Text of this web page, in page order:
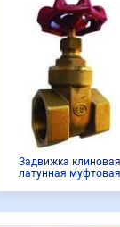
Задвижка клиновая
латунная муфтовая